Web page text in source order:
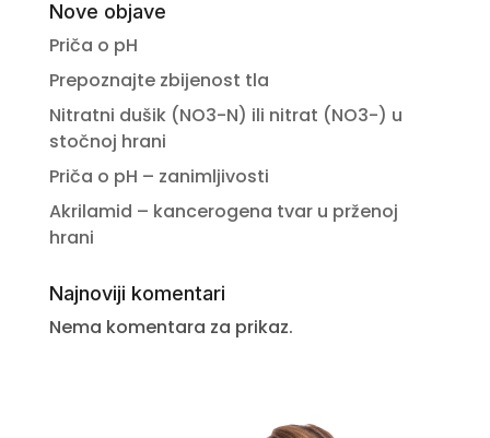
Nove objave
Priča o pH
Prepoznajte zbijenost tla
Nitratni dušik (NO3-N) ili nitrat (NO3-) u
stočnoj hrani
Priča o pH – zanimljivosti
Akrilamid – kancerogena tvar u prženoj
hrani
Najnoviji komentari
Nema komentara za prikaz.